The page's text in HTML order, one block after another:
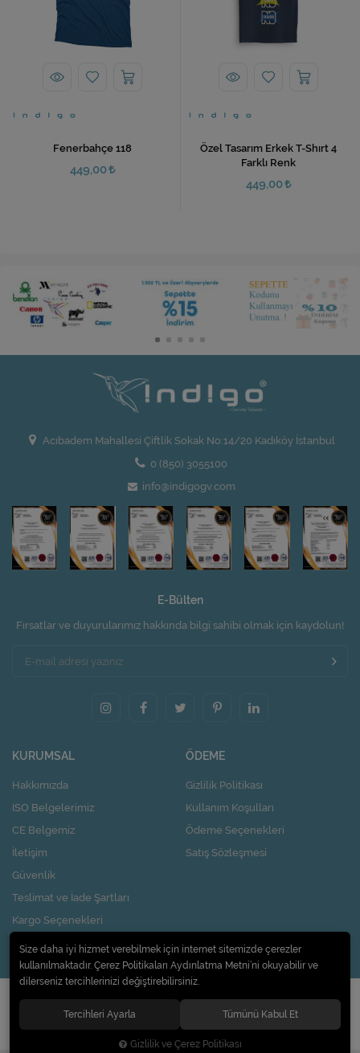
Fenerbahçe 118
449,00
Özel Tasarım Erkek T-Shırt 4
Farklı Renk
449,00
Acıbadem Mahallesi Çiftlik Sokak No:14/20 Kadıköy İstanbul
0 (850) 3055100
info@indigogv.com
E-Bülten
Fırsatlar ve duyurularımız hakkında bilgi sahibi olmak için kaydolun!
KURUMSAL
Hakkımızda
ISO Belgelerimiz
CE Belgemiz
İletişim
Güvenlik
Teslimat ve İade Şartları
Kargo Seçenekleri
Nasıl Kupon Kazanırım?
ÖDEME
Gizlilik Politikası
Kullanım Koşulları
Ödeme Seçenekleri
Satış Sözleşmesi
© 2020Pi Design İç ve Dış Ticaret Limited Şirketi. Tüm hakları saklıdır.
Size daha iyi hizmet verebilmek için internet sitemizde çerezler
kullanılmaktadır. Çerez Politikaları Aydınlatma Metni’ni okuyabilir ve
dilerseniz tercihlerinizi değiştirebilirsiniz.
Tercihleri Ayarla Tümünü Kabul Et
Gizlilik ve Çerez Politikası